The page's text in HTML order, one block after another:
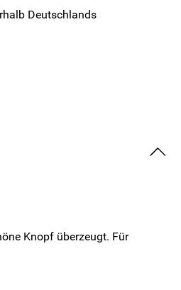
Deutschlands
Knopf überzeugt. Für